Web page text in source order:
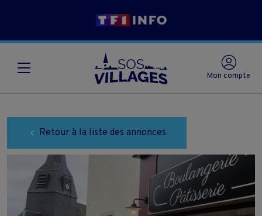
Mon compte
Retour à la liste des annonces